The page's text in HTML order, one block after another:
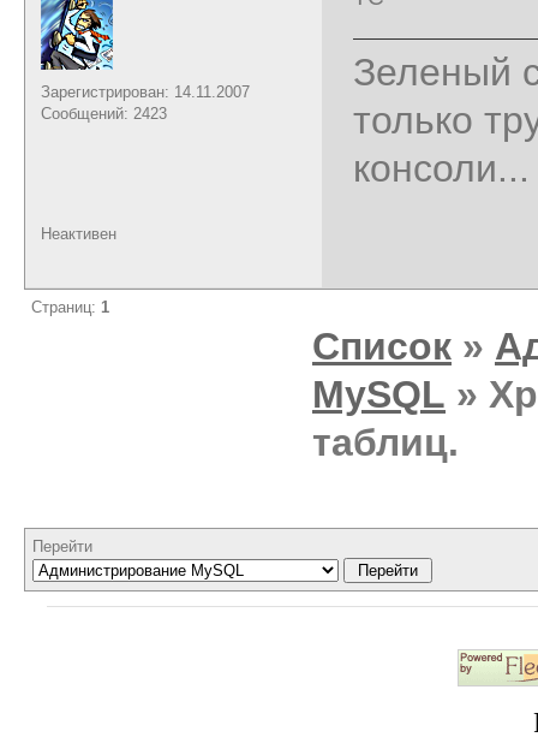
Зарегистрирован: 14.11.2007
Сообщений: 2423
Зеленый
только
консоли...
Неактивен
Страниц: 1
Список »
MySQL »
таблиц.
Перейти